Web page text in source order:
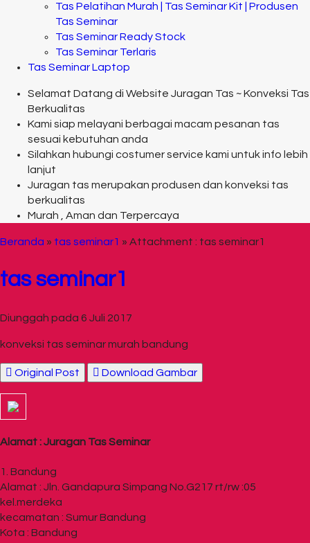
Tas Pelatihan Murah | Tas Seminar Kit | Produsen
Tas Seminar
Tas Seminar Ready Stock
Tas Seminar Terlaris
Tas Seminar Laptop
Selamat Datang di Website Juragan Tas ~ Konveksi Tas
Berkualitas
Kami siap melayani berbagai macam pesanan tas
sesuai kebutuhan anda
Silahkan hubungi costumer service kami untuk info lebih
lanjut
Juragan tas merupakan produsen dan konveksi tas
berkualitas
Murah , Aman dan Terpercaya
Beranda » tas seminar1 » Attachment : tas seminar1
tas seminar1
Diunggah pada 6 Juli 2017
konveksi tas seminar murah bandung
Original Post Download Gambar
Alamat : Juragan Tas Seminar
1. Bandung
Alamat : Jln. Gandapura Simpang No.G217 rt/rw :05
kel.merdeka
kecamatan : Sumur Bandung
Kota : Bandung